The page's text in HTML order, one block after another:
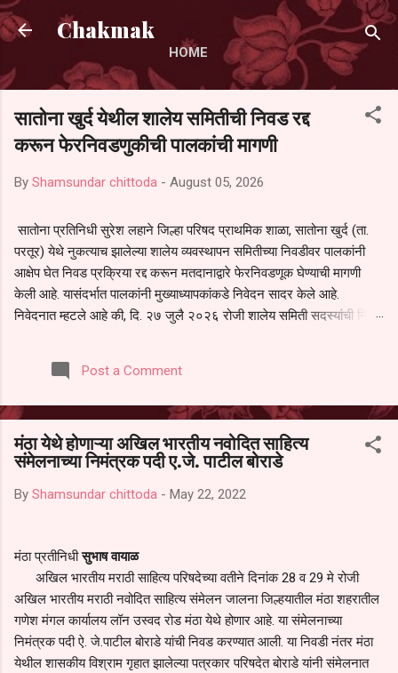
Skip to main content
Chakmak
HOME
सातोना खुर्द येथील शालेय समितीची निवड रद्द
करून फेरनिवडणुकीची पालकांची मागणी
By Shamsundar chittoda - August 05, 2026
सातोना प्रतिनिधी सुरेश लहाने जिल्हा परिषद प्राथमिक शाळा, सातोना खुर्द (ता.
परतूर) येथे नुकत्याच झालेल्या शालेय व्यवस्थापन समितीच्या निवडीवर पालकांनी
आक्षेप घेत निवड प्रक्रिया रद्द करून मतदानाद्वारे फेरनिवडणूक घेण्याची मागणी
केली आहे. यासंदर्भात पालकांनी मुख्याध्यापकांकडे निवेदन सादर केले आहे.
निवेदनात म्हटले आहे की, दि. २७ जुलै २०२६ रोजी शालेय समिती सदस्यांची निवड
पालकांना देण्यात आली नसल्याने मोठ्या संख्येने पालक बैठकीस उपस्थित राहू शकले
नाहीत. तसेच सर्व पालकांना विश्वासात न घेता निवड प्रक्रिया पूर्ण करण्यात
करण्यात यावी आणि सर्व पालकांच्या उपस्थितीत मतदान पद्धतीने शालेय समितीची
फेरनिवडणूक घेण्यात यावी, अशी मागणी पालकांनी केली आहे. या निवेदनाच्या प्रती
जिल्हा शिक्षण अधिकारी (प्राथमिक), जालना तसेच तालुका शिक्षण अधिकारी,
परतूर यांनाही पाठविण्यात आल्या असून प्रशासन याबाबत काय निर्णय घेते, याकडे
Post a Comment
मंठा येथे होणाऱ्या अखिल भारतीय नवोदित साहित्य
संमेलनाच्या निमंत्रक पदी ए.जे. पाटील बोराडे
By Shamsundar chittoda - May 22, 2022
मंठा प्रतीनिधीसुभाष वायाळ
अखिल भारतीय मराठी साहित्य परिषदेच्या वतीने दिनांक 28 व 29 मे रोजी
अखिल भारतीय मराठी नवोदित साहित्य संमेलन जालना जिल्हयातील मंठा शहरातील
गणेश मंगल कार्यालय लॉन उस्वद रोड मंठा येथे होणार आहे. या संमेलनाच्या
निमंत्रक पदी ऐ. जे.पाटील बोराडे यांची निवड करण्यात आली. या निवडी नंतर मंठा
येथील शासकीय विश्राम गृहात झालेल्या पत्रकार परिषदेत बोराडे यांनी संमेलनात